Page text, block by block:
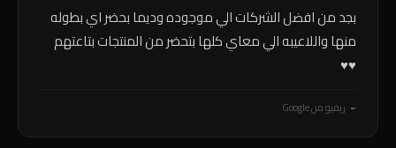
بجد من افضل الشركات الي موجوده وديما بحضر اي بطوله
منها واللاعيبه الي معاي كلها بتحضر من المنتجات بتاعتهم
♥️♥️
ريفيو من Google